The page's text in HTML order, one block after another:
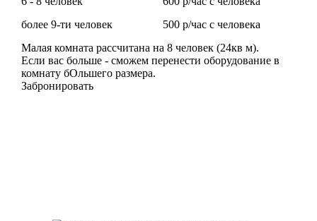
более 9-ти человек
500 р/час с человека
Малая комната рассчитана на 8 человек (24кв м).
Если вас больше - сможем перенести оборудование в
комнату бОльшего размера.
Забронировать